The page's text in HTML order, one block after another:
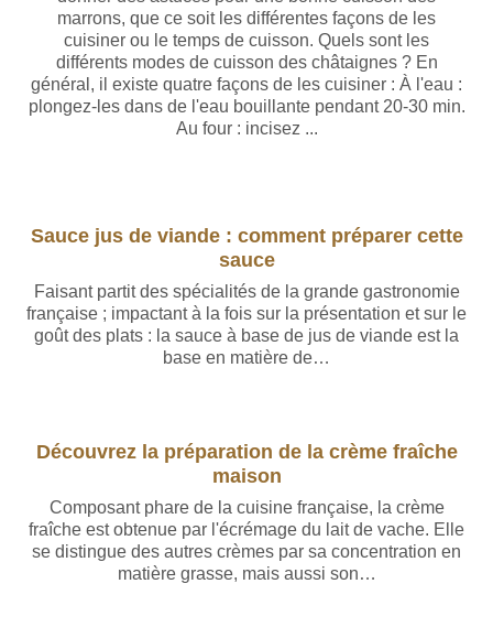
marrons, que ce soit les différentes façons de les
cuisiner ou le temps de cuisson. Quels sont les
différents modes de cuisson des châtaignes ? En
général, il existe quatre façons de les cuisiner : À l'eau :
plongez-les dans de l'eau bouillante pendant 20-30 min.
Au four : incisez ...
Sauce jus de viande : comment préparer cette
sauce
Faisant partit des spécialités de la grande gastronomie
française ; impactant à la fois sur la présentation et sur le
goût des plats : la sauce à base de jus de viande est la
base en matière de…
Découvrez la préparation de la crème fraîche
maison
Composant phare de la cuisine française, la crème
fraîche est obtenue par l'écrémage du lait de vache. Elle
se distingue des autres crèmes par sa concentration en
matière grasse, mais aussi son…